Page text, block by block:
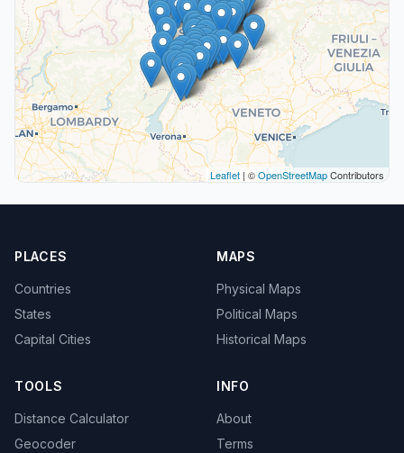
Leaflet | ©OpenStreetMapContributors
PLACES
Countries
States
Capital Cities
MAPS
Physical Maps
Political Maps
Historical Maps
TOOLS
Distance Calculator
Geocoder
INFO
About
Terms